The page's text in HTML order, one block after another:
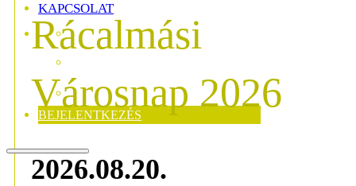
KAPCSOLAT
BEJELENTKEZÉS
Rácalmási
Városnap 2026
2026.08.20.